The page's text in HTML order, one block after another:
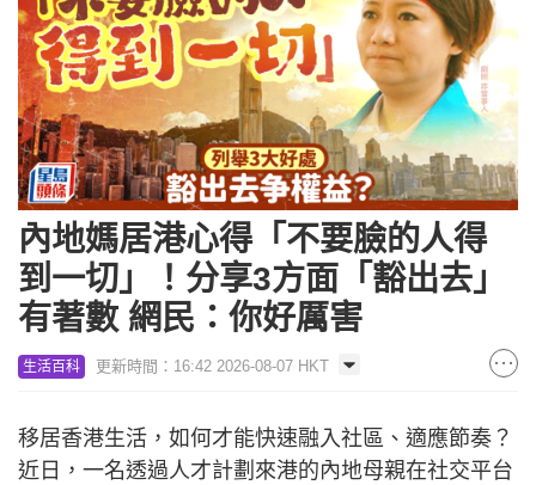
內地媽居港心得「不要臉的人得
到一切」！分享3方面「豁出去」
有著數 網民：你好厲害
生活百科 更新時間：16:42 2026-08-07 HKT
移居香港生活，如何才能快速融入社區、適應節奏？
近日，一名透過人才計劃來港的內地母親在社交平台